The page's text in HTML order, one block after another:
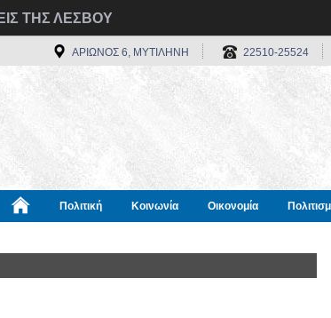
ΤΗΣ ΛΕΣΒΟΥ
ΑΡΙΩΝΟΣ 6, ΜΥΤΙΛΗΝΗ 22510-25524
Πολιτική Κοινωνία Οικονομία